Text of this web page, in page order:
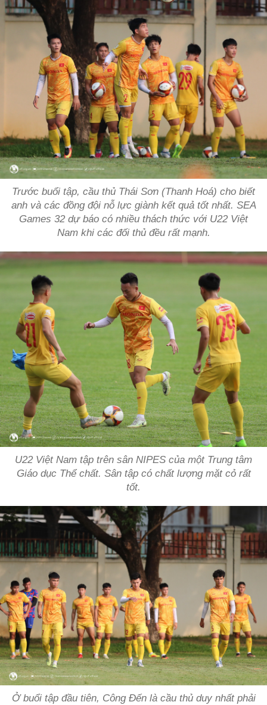
Trước buổi tập, cầu thủ Thái Sơn (Thanh Hoá) cho biết
anh và các đồng đội nỗ lực giành kết quả tốt nhất. SEA
Games 32 dự báo có nhiều thách thức với U22 Việt
Nam khi các đối thủ đều rất mạnh.
U22 Việt Nam tập trên sân NIPES của một Trung tâm
Giáo dục Thể chất. Sân tập có chất lượng mặt cỏ rất
tốt.
Ở buổi tập đầu tiên, Công Đến là cầu thủ duy nhất phải